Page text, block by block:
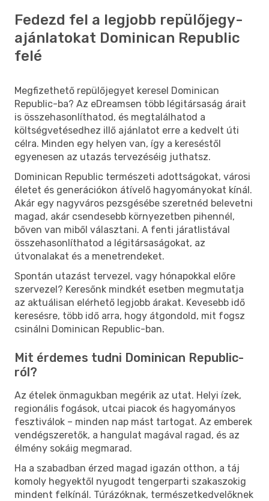
Fedezd fel a legjobb repülőjegy-
ajánlatokat Dominican Republic
felé
Megfizethető repülőjegyet keresel Dominican
Republic-ba? Az eDreamsen több légitársaság árait
is összehasonlíthatod, és megtalálhatod a
költségvetésedhez illő ajánlatot erre a kedvelt úti
célra. Minden egy helyen van, így a kereséstől
egyenesen az utazás tervezéséig juthatsz.
Dominican Republic természeti adottságokat, városi
életet és generációkon átívelő hagyományokat kínál.
Akár egy nagyváros pezsgésébe szeretnéd belevetni
magad, akár csendesebb környezetben pihennél,
bőven van miből választani. A fenti járatlistával
összehasonlíthatod a légitársaságokat, az
útvonalakat és a menetrendeket.
Spontán utazást tervezel, vagy hónapokkal előre
szervezel? Keresőnk mindkét esetben megmutatja
az aktuálisan elérhető legjobb árakat. Kevesebb idő
keresésre, több idő arra, hogy átgondold, mit fogsz
csinálni Dominican Republic-ban.
Mit érdemes tudni Dominican Republic-
ról?
Az ételek önmagukban megérik az utat. Helyi ízek,
regionális fogások, utcai piacok és hagyományos
fesztiválok – minden nap mást tartogat. Az emberek
vendégszeretők, a hangulat magával ragad, és az
élmény sokáig megmarad.
Ha a szabadban érzed magad igazán otthon, a táj
komoly hegyektől nyugodt tengerparti szakaszokig
mindent felkínál. Túrázóknak, természetkedvelőknek